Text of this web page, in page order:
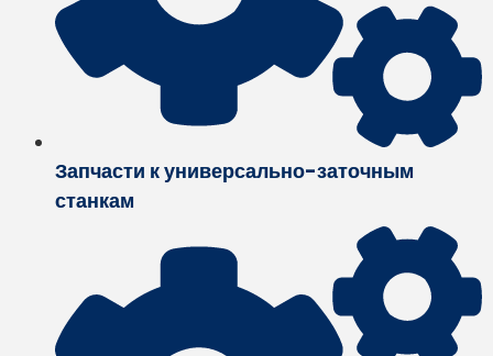
Запчасти к универсально-заточным
станкам